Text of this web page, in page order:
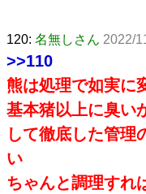
120: 名無しさん 2022/
>>110
熊は処理で如実に
基本猪以上に臭い
して徹底した管理
い
ちゃんと調理すれ